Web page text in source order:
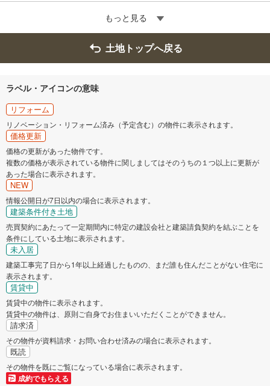
もっと見る
土地トップへ戻る
ラベル・アイコンの意味
リフォーム
リノベーション・リフォーム済み（予定含む）の物件に表示されます。
価格更新
価格の更新があった物件です。
複数の価格が表示されている物件に関しましてはそのうちの１つ以上に更新が
あった場合に表示されます。
NEW
情報公開日が7日以内の場合に表示されます。
建築条件付き土地
売買契約にあたって一定期間内に特定の建設会社と建築請負契約を結ぶことを
条件にしている土地に表示されます。
未入居
建築工事完了日から1年以上経過したものの、まだ誰も住んだことがない住宅に
表示されます。
賃貸中
賃貸中の物件に表示されます。
賃貸中の物件は、原則ご自身でお住まいいただくことができません。
請求済
その物件が資料請求・お問い合わせ済みの場合に表示されます。
既読
その物件を既にご覧になっている場合に表示されます。
成約でもらえる